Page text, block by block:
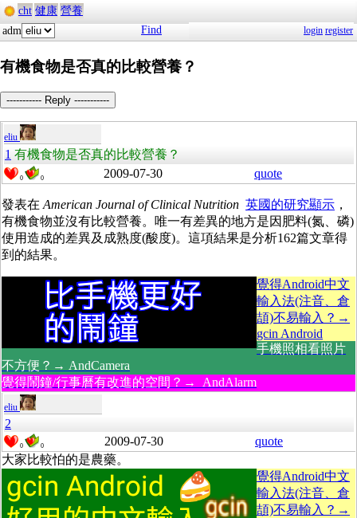
cht 健康 營養
adm
Find login register
有機食物是否真的比較營養？
----------- Reply -----------
eliu
1 有機食物是否真的比較營養？
0 0 2009-07-30 quote
發表在American Journal of Clinical Nutrition 英國的研究顯示 ，
有機食物並沒有比較營養。唯一有差異的地方是因肥料(氮、磷)
使用造成的差異及成熟度(酸度)。這項結果是分析162篇文章得
到的結果。
覺得Android中文
輸入法(注音、倉
頡)不易輸入？→
gcin Android
手機照相看照片
不方便？→ AndCamera
覺得鬧鐘/行事曆有改進的空間？→ AndAlarm
eliu
2
0 0 2009-07-30
quote
大家比較怕的是農藥。
覺得Android中文
輸入法(注音、倉
頡)不易輸入？→